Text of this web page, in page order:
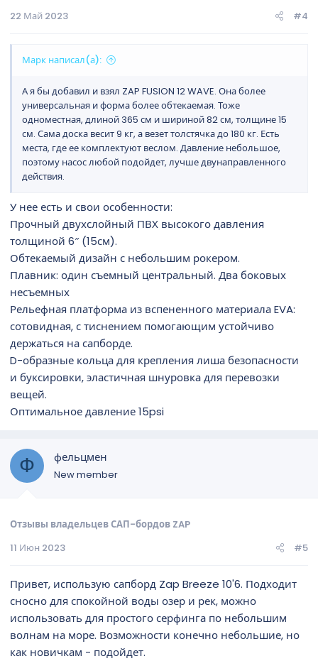
22 Май 2023
#4
Марк написал(а):
А я бы добавил и взял ZAP FUSION 12 WAVE. Она более
универсальная и форма более обтекаемая. Тоже
одноместная, длиной 365 см и шириной 82 см, толщине 15
см. Сама доска весит 9 кг, а везет толстячка до 180 кг. Есть
места, где ее комплектуют веслом. Давление небольшое,
поэтому насос любой подойдет, лучше двунаправленного
действия.
У нее есть и свои особенности:
Прочный двухслойный ПВХ высокого давления
толщиной 6″ (15см).
Обтекаемый дизайн с небольшим рокером.
Плавник: один съемный центральный. Два боковых
несъемных
Рельефная платформа из вспененного материала EVA:
сотовидная, с тиснением помогающим устойчиво
держаться на сапборде.
D-образные кольца для крепления лиша безопасности
и буксировки, эластичная шнуровка для перевозки
вещей.
Оптимальное давление 15psi
Ф фельцмен
New member
Отзывы владельцев САП-бордов ZAP
11 Июн 2023
#5
Привет, использую сапборд Zap Breeze 10'6. Подходит
сносно для спокойной воды озер и рек, можно
использовать для простого серфинга по небольшим
волнам на море. Возможности конечно небольшие, но
как новичкам - подойдет.